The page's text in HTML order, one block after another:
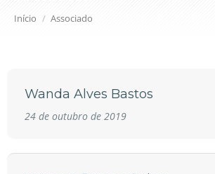
Você está aqui:
Início Associado
Wanda Alves Bastos
24 de outubro de 2019